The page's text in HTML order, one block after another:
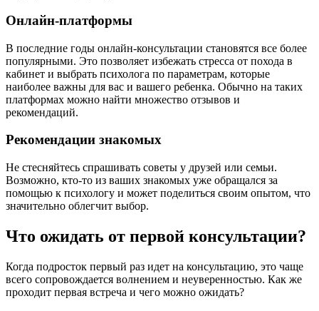
Онлайн-платформы
В последние годы онлайн-консультации становятся все более
популярными. Это позволяет избежать стресса от похода в
кабинет и выбрать психолога по параметрам, которые
наиболее важны для вас и вашего ребенка. Обычно на таких
платформах можно найти множество отзывов и
рекомендаций.
Рекомендации знакомых
Не стесняйтесь спрашивать советы у друзей или семьи.
Возможно, кто-то из ваших знакомых уже обращался за
помощью к психологу и может поделиться своим опытом, что
значительно облегчит выбор.
Что ожидать от первой консультации?
Когда подросток первый раз идет на консультацию, это чаще
всего сопровождается волнением и неуверенностью. Как же
проходит первая встреча и чего можно ожидать?